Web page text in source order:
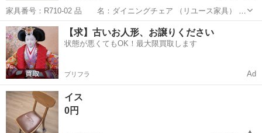
家具番号：R710-02 品 名：ダイニングチェア （リユース家具） 販
売価格：2,000円 サ イ ズ：（幅）×（奥行）×（高さ）cm 重 さ：
5.6kg 配 送 費：新宿区内A 1,0...
東京 新宿区 高田馬場駅 椅子
【求】古いお人形、お譲りください
状態が悪くてもOK！最大限買取します
プリフラ Ad
イス
0円